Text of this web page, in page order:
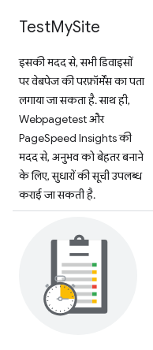
TestMySite
इसकी मदद से, सभी डिवाइसों
पर वेबपेज की परफ़ॉर्मेंस का पता
लगाया जा सकता है. साथ ही,
Webpagetest और
PageSpeed Insights की
मदद से, अनुभव को बेहतर बनाने
के लिए, सुधारों की सूची उपलब्ध
कराई जा सकती है.